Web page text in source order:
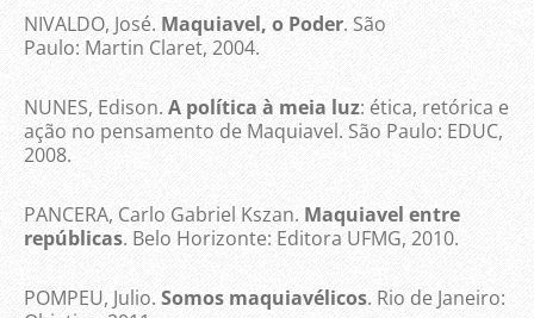
NIVALDO, José. Maquiavel, o Poder. São
Paulo: Martin Claret, 2004.
NUNES, Edison. A política à meia luz: ética, retórica e
ação no pensamento de Maquiavel. São Paulo: EDUC,
2008.
PANCERA, Carlo Gabriel Kszan. Maquiavel entre
repúblicas. Belo Horizonte: Editora UFMG, 2010.
POMPEU, Julio. Somos maquiavélicos. Rio de Janeiro: